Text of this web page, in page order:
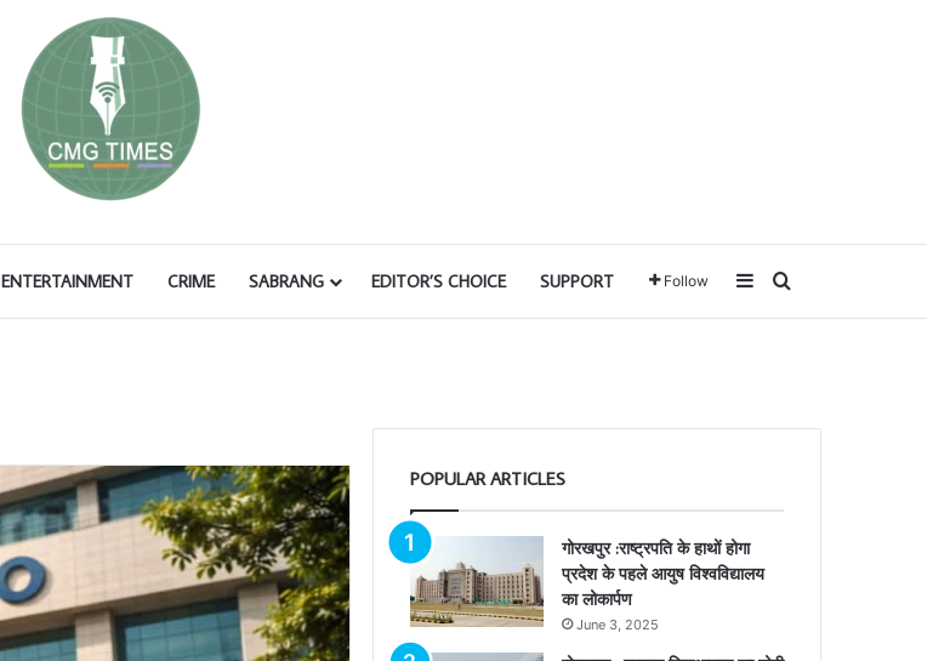
ENTERTAINMENT CRIME SABRANG EDITOR’S CHOICE SUPPORT Follow SidebarSearch for
POPULAR ARTICLES
गोरखपुर :राष्ट्रपति के हाथों होगा
प्रदेश के पहले आयुष विश्वविद्यालय
का लोकार्पण
June 3, 2025